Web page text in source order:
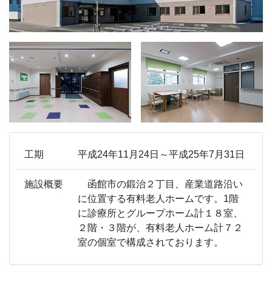
工期 平成24年11月24日～平成25年7月31日
施設概要
函館市の鍛治２丁目、産業道路沿い
に位置する有料老人ホームです。1階
に診療所とグループホーム計１８室、
２階・３階が、有料老人ホーム計７２
室の個室で構成されております。